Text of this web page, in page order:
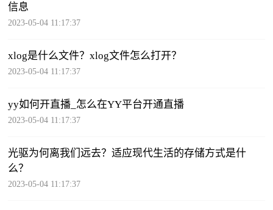
信息
2023-05-04 11:17:37
xlog是什么文件？xlog文件怎么打开？
2023-05-04 11:17:37
yy如何开直播_怎么在YY平台开通直播
2023-05-04 11:17:37
光驱为何离我们远去？适应现代生活的存储方式是什
么？
2023-05-04 11:17:37